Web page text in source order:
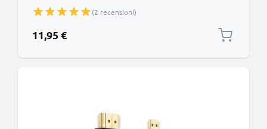
segnale video & audio impeccabile
(2 recensioni)
11,95 €